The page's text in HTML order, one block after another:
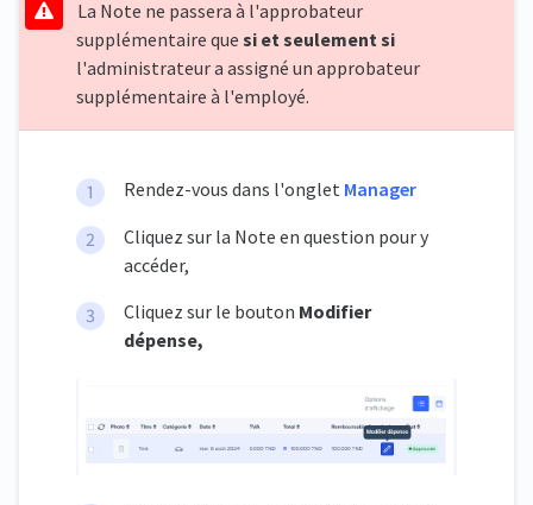
La Note ne passera à l'approbateur
supplémentaire que si et seulement si
l'administrateur a assigné un approbateur
supplémentaire à l'employé.
Rendez-vous dans l'onglet Manager
Cliquez sur la Note en question pour y
accéder,
Cliquez sur le bouton Modifier
dépense,